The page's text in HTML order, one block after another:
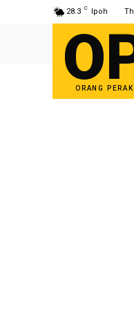
28.3 C Ipoh
ORANG PERAK